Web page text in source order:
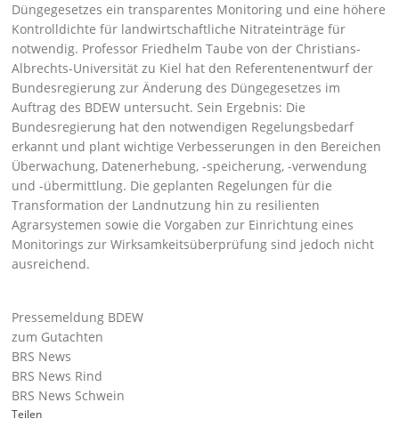
Düngegesetzes ein transparentes Monitoring und eine höhere
Kontrolldichte für landwirtschaftliche Nitrateinträge für
notwendig. Professor Friedhelm Taube von der Christians-
Albrechts-Universität zu Kiel hat den Referentenentwurf der
Bundesregierung zur Änderung des Düngegesetzes im
Auftrag des BDEW untersucht. Sein Ergebnis: Die
Bundesregierung hat den notwendigen Regelungsbedarf
erkannt und plant wichtige Verbesserungen in den Bereichen
Überwachung, Datenerhebung, -speicherung, -verwendung
und -übermittlung. Die geplanten Regelungen für die
Transformation der Landnutzung hin zu resilienten
Agrarsystemen sowie die Vorgaben zur Einrichtung eines
Monitorings zur Wirksamkeitsüberprüfung sind jedoch nicht
ausreichend.
Pressemeldung BDEW
zum Gutachten
BRS News
BRS News Rind
BRS News Schwein
Teilen